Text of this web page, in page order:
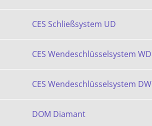
CES Schließsystem UD
CES Wendeschlüsselsystem WD
CES Wendeschlüsselsystem DW
DOM Diamant